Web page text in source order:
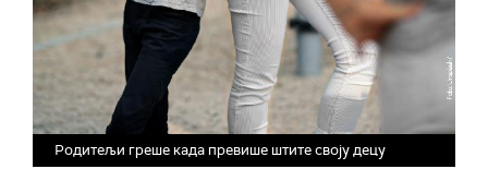
Родитељи греше када превише штите своју децу